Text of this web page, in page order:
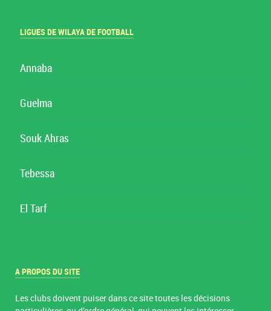
LIGUES DE WILAYA DE FOOTBALL
Annaba
Guelma
Souk Ahras
Tebessa
El Tarf
A PROPOS DU SITE
Les clubs doivent puiser dans ce site toutes les décisions